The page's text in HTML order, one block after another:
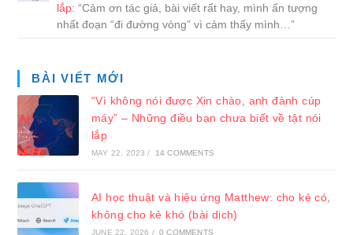
lắp: “Cảm ơn tác giả, bài viết rất hay, mình ấn tượng
nhất đoạn “đi đường vòng” vì cảm thấy mình…”
BÀI VIẾT MỚI
“Vì không nói được Xin chào, anh đành cúp
máy” – Những điều bạn chưa biết về tật nói
lắp
MAY 22, 2023 / 14 COMMENTS
AI học thuật và hiệu ứng Matthew: cho kẻ có,
không cho kẻ khó (bài dịch)
JUNE 22, 2026 / 0 COMMENTS